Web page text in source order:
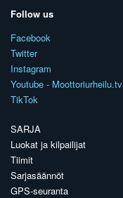
Follow us
Facebook
Twitter
Instagram
Youtube - Moottoriurheilu.tv
TikTok
SARJA
Luokat ja kilpailijat
Tiimit
Sarjasäännöt
GPS-seuranta